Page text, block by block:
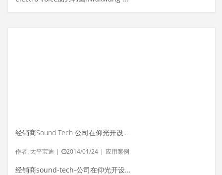
经销商Sound Tech 公司在仰光开设EV试听室
作者: 太平宝迪 | 2014/01/24 | 应用案例
经销商sound-tech-公司在仰光开设ev-试听室